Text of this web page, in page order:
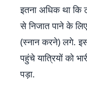
इतना अधिक था कि
से निजात पाने के
(स्नान करने) लगे.
पहुंचे यात्रियों को
पड़ा.